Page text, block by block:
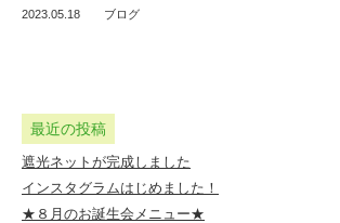
2023.05.18 ブログ
最近の投稿
遮光ネットが完成しました
インスタグラムはじめました！
★８月のお誕生会メニュー★